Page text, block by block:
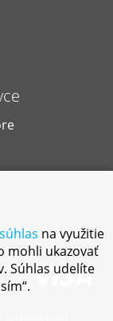
súhlas na využitie
mohli ukazovať
Súhlas udelíte